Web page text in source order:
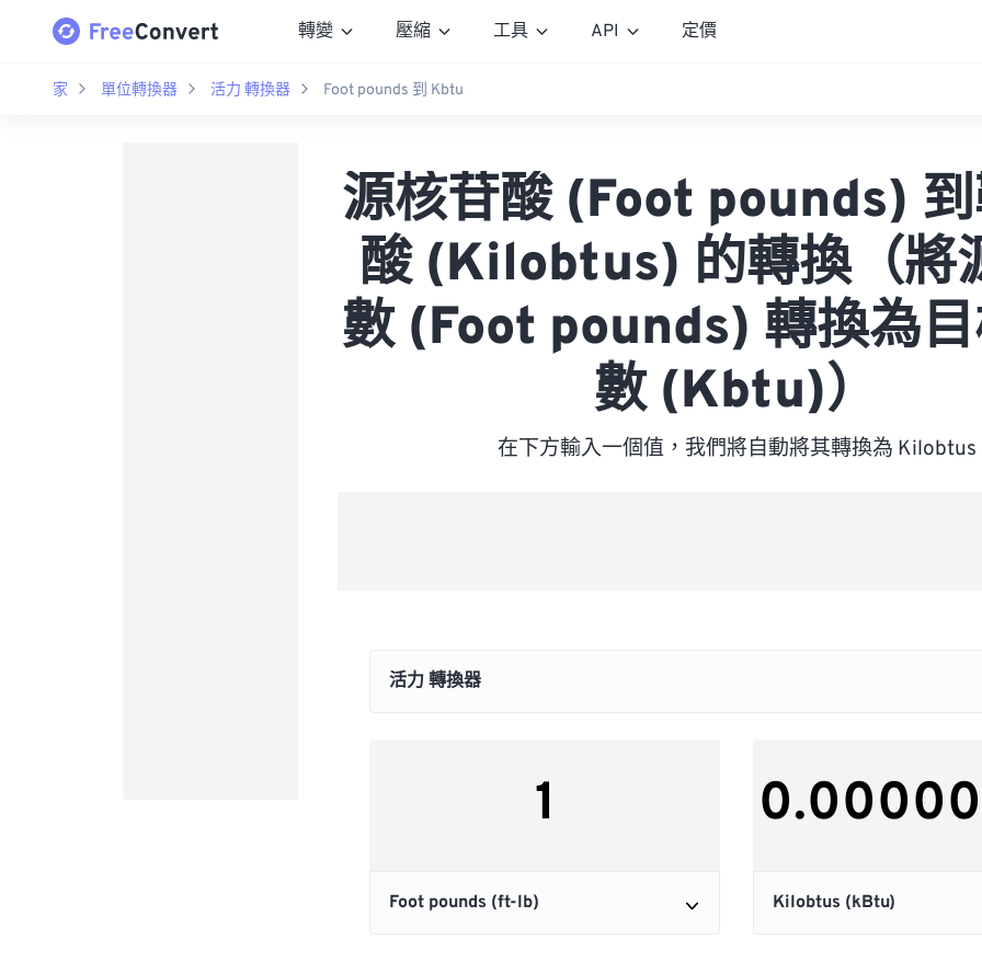
轉變 壓縮 工具 API 定價
家 單位轉換器 活力 轉換器 Foot pounds 到 Kbtu
源核苷酸 (Foot pounds)
酸 (Kilobtus) 的轉換（將
數 (Foot pounds) 轉換為
數 (Kbtu)）
在下方輸入一個值，我們將自動將其轉換為 Kilobtus